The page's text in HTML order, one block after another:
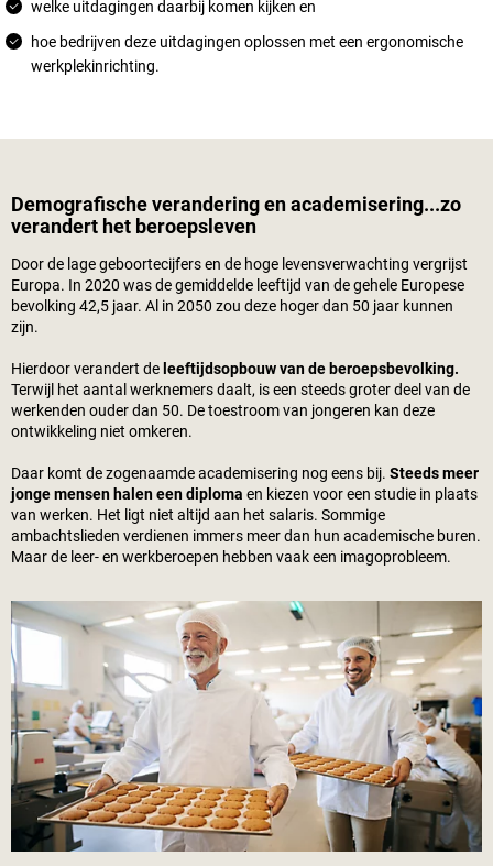
welke uitdagingen daarbij komen kijken en
hoe bedrijven deze uitdagingen oplossen met een ergonomische
werkplekinrichting.
Demografische verandering en academisering...zo
verandert het beroepsleven
Door de lage geboortecijfers en de hoge levensverwachting vergrijst
Europa. In 2020 was de gemiddelde leeftijd van de gehele Europese
bevolking 42,5 jaar. Al in 2050 zou deze hoger dan 50 jaar kunnen
zijn.
Hierdoor verandert de leeftijdsopbouw van de beroepsbevolking.
Terwijl het aantal werknemers daalt, is een steeds groter deel van de
werkenden ouder dan 50. De toestroom van jongeren kan deze
ontwikkeling niet omkeren.
Daar komt de zogenaamde academisering nog eens bij. Steeds meer
jonge mensen halen een diploma en kiezen voor een studie in plaats
van werken. Het ligt niet altijd aan het salaris. Sommige
ambachtslieden verdienen immers meer dan hun academische buren.
Maar de leer- en werkberoepen hebben vaak een imagoprobleem.